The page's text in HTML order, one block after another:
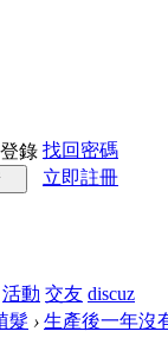
錄 找回密碼
立即註冊
活動 交友 discuz
髮 › 生產後一年沒